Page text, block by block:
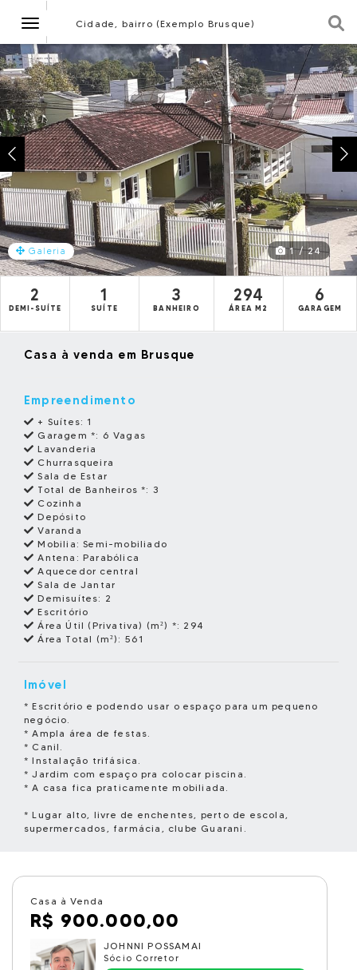
NavegaçãoCidade, bairro (Exemplo Brusque)
Galeria 1 / 24
2
DEMI-SUÍTE
1
SUÍTE
3
BANHEIRO
294
ÁREA M2
6
GARAGEM
Casa à venda em Brusque
Empreendimento
+ Suítes: 1
Garagem *: 6 Vagas
Lavanderia
Churrasqueira
Sala de Estar
Total de Banheiros *: 3
Cozinha
Depósito
Varanda
Mobilia:Semi-mobiliado
Antena:Parabólica
Aquecedor central
Sala de Jantar
Demisuítes: 2
Escritório
Área Útil (Privativa) (m²) *: 294
Área Total (m²): 561
Imóvel
* Escritório e podendo usar o espaço para um pequeno
negócio.
* Ampla área de festas.
* Canil.
* Instalação trifásica.
* Jardim com espaço pra colocar piscina.
* A casa fica praticamente mobiliada.
* Lugar alto, livre de enchentes, perto de escola,
supermercados, farmácia, clube Guarani.
Casa à Venda
R$ 900.000,00
JOHNNI POSSAMAI
Sócio Corretor